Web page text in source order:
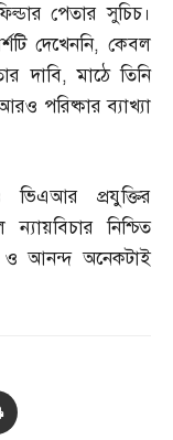
পেতার সুচিচ।
দেখেননি, কেবল
দাবি,মাঠে তিনি
পরিষ্কার ব্যাখ্যা
ভিএআর প্রযুক্তির
ন্যায়বিচার নিশ্চিত
ও আনন্দ অনেকটাই